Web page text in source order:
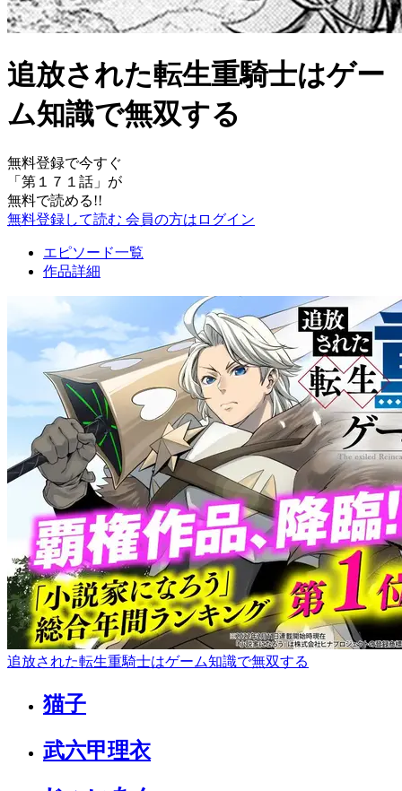
追放された転生重騎士はゲー
ム知識で無双する
無料登録で今すぐ
「 第１７１話 」が
無料で読める!!
無料登録して読む 会員の方はログイン
エピソード一覧
作品詳細
追放された転生重騎士はゲーム知識で無双する
猫子
武六甲理衣